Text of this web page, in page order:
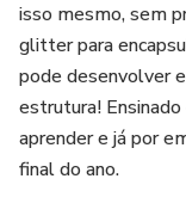
isso mesmo, sem
glitter para
pode desenvolver
estrutura!
aprender e já por
final do ano.